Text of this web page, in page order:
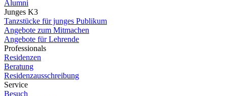
Alumni
Junges K3
Tanzstücke für junges Publikum
Angebote zum Mitmachen
Angebote für Lehrende
Professionals
Residenzen
Beratung
Residenzausschreibung
Service
Besuch